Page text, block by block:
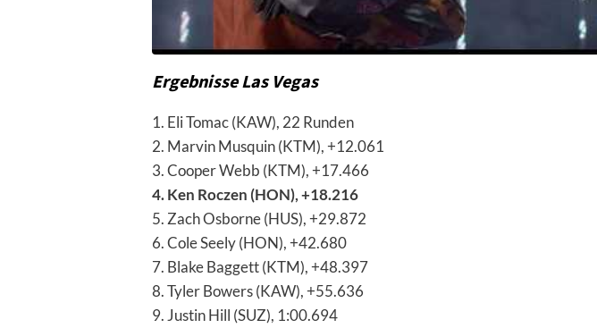
Ergebnisse Las Vegas
1. Eli Tomac (KAW), 22 Runden
2. Marvin Musquin (KTM), +12.061
3. Cooper Webb (KTM), +17.466
4. Ken Roczen (HON), +18.216
5. Zach Osborne (HUS), +29.872
6. Cole Seely (HON), +42.680
7. Blake Baggett (KTM), +48.397
8. Tyler Bowers (KAW), +55.636
9. Justin Hill (SUZ), 1:00.694